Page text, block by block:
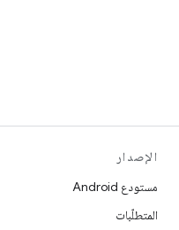
الإصدار
مستودع Android
المتطلّبات